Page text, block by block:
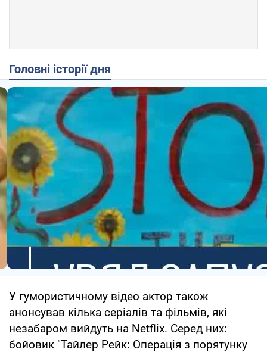
Головні історії дня
У гумористичному відео актор також
анонсував кілька серіалів та фільмів, які
незабаром вийдуть на Netflix. Серед них:
бойовик "Тайлер Рейк: Операція з порятунку